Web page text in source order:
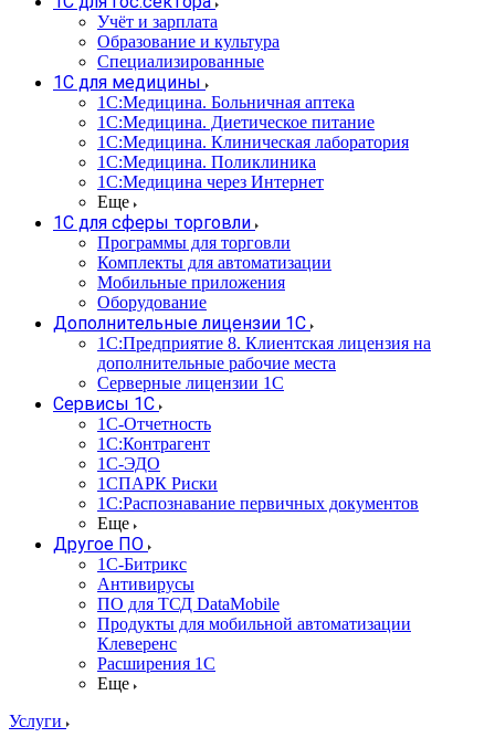
Учёт и зарплата
Образование и культура
Специализированные
1С для медицины
1С:Медицина. Больничная аптека
1С:Медицина. Диетическое питание
1С:Медицина. Клиническая лаборатория
1С:Медицина. Поликлиника
1С:Медицина через Интернет
Еще
1С для сферы торговли
Программы для торговли
Комплекты для автоматизации
Мобильные приложения
Оборудование
Дополнительные лицензии 1С
1С:Предприятие 8. Клиентская лицензия на
дополнительные рабочие места
Серверные лицензии 1С
Сервисы 1С
1С-Отчетность
1С:Контрагент
1С-ЭДО
1СПАРК Риски
1С:Распознавание первичных документов
Еще
Другое ПО
1С-Битрикс
Антивирусы
ПО для ТСД DataMobile
Продукты для мобильной автоматизации
Клеверенс
Расширения 1С
Еще
Услуги